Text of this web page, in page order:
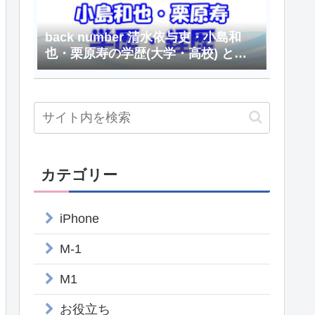
back number 清水依与吏・小島和
也・栗原寿の学歴(大学・高校) と経
歴
カテゴリー
iPhone
M-1
M1
お役立ち